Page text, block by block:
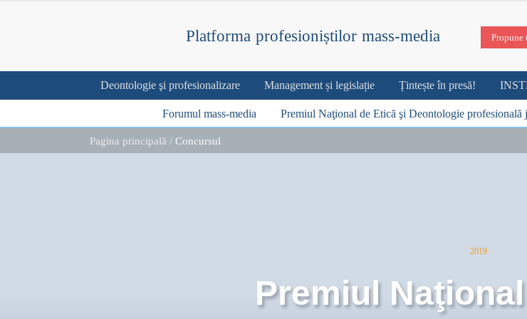
Platforma profesioniștilor mass-media Propune
Deontologie şi profesionalizare Management și legislație Țintește în presă!
Forumul mass-media Premiul Naţional de Etică şi Deontologie profesională
Pagina principală Concursul
2019
Premiul